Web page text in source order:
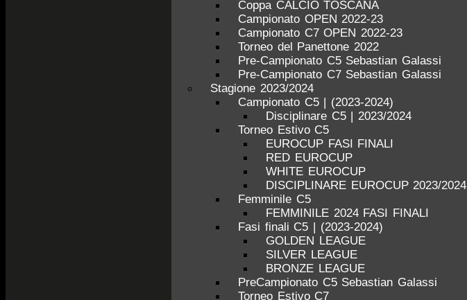
Coppa CALCIO TOSCANA
Campionato OPEN 2022-23
Campionato C7 OPEN 2022-23
Torneo del Panettone 2022
Pre-Campionato C5 Sebastian Galassi
Pre-Campionato C7 Sebastian Galassi
Stagione 2023/2024
Campionato C5 | (2023-2024)
Disciplinare C5 | 2023/2024
Torneo Estivo C5
EUROCUP FASI FINALI
RED EUROCUP
WHITE EUROCUP
DISCIPLINARE EUROCUP 2023/2024
Femminile C5
FEMMINILE 2024 FASI FINALI
Fasi finali C5 | (2023-2024)
GOLDEN LEAGUE
SILVER LEAGUE
BRONZE LEAGUE
PreCampionato C5 Sebastian Galassi
Torneo Estivo C7